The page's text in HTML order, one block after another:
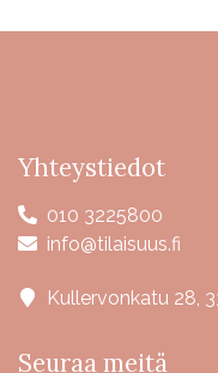
Yhteystiedot
010 3225800
info@tilaisuus.fi
Kullervonkatu 28,
Seuraa meitä